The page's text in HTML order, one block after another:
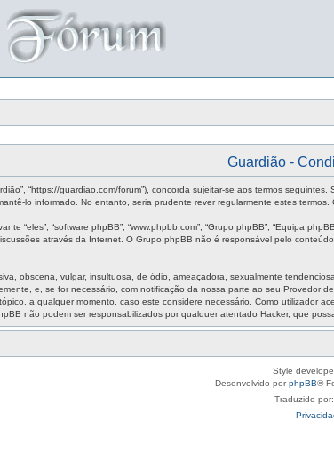
Guardião -
“https://guardiao.com/forum”), concorda sujeitar-se aos termos
lo informado. No entanto, seria prudente rever regularmente estes
“eles”, “software phpBB”, “www.phpbb.com”, “Grupo phpBB”, “Equipa
através da Internet. O Grupo phpBB não é responsável pelo
obscena, vulgar, insultuosa, de ódio, ameaçadora, sexualmente
e, se for necessário, com notificação da nossa parte ao seu Provedor
a qualquer momento, caso este considere necessário. Como
não podem ser responsabilizados por qualquer atentado Hacker, que
Style
Desenvolvido porphpBB®
Traduzido por: